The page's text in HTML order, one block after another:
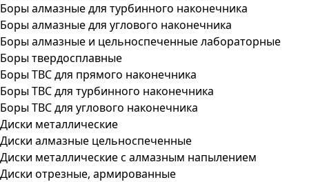
Боры алмазные для турбинного наконечника
Боры алмазные для углового наконечника
Боры алмазные и цельноспеченные лабораторные
Боры твердосплавные
Боры ТВС для прямого наконечника
Боры ТВС для турбинного наконечника
Боры ТВС для углового наконечника
Диски металлические
Диски алмазные цельноспеченные
Диски металлические с алмазным напылением
Диски отрезные, армированные